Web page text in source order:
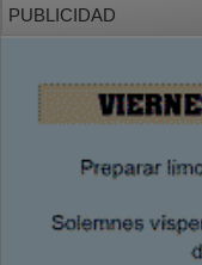
PUBLICIDAD